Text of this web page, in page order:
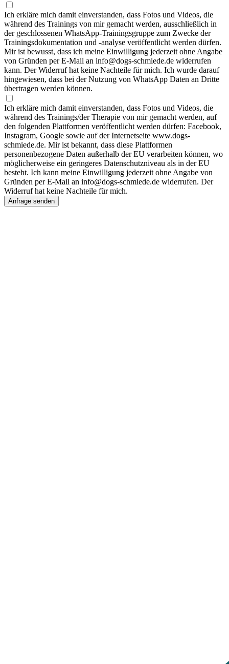
Ich erkläre mich damit einverstanden, dass Fotos und Videos, die
während des Trainings von mir gemacht werden, ausschließlich in
der geschlossenen WhatsApp-Trainingsgruppe zum Zwecke der
Trainingsdokumentation und -analyse veröffentlicht werden dürfen.
Mir ist bewusst, dass ich meine Einwilligung jederzeit ohne Angabe
von Gründen per E-Mail an info@dogs-schmiede.de widerrufen
kann. Der Widerruf hat keine Nachteile für mich. Ich wurde darauf
hingewiesen, dass bei der Nutzung von WhatsApp Daten an Dritte
übertragen werden können.
Ich erkläre mich damit einverstanden, dass Fotos und Videos, die
während des Trainings/der Therapie von mir gemacht werden, auf
den folgenden Plattformen veröffentlicht werden dürfen: Facebook,
Instagram, Google sowie auf der Internetseite www.dogs-
schmiede.de. Mir ist bekannt, dass diese Plattformen
personenbezogene Daten außerhalb der EU verarbeiten können, wo
möglicherweise ein geringeres Datenschutzniveau als in der EU
besteht. Ich kann meine Einwilligung jederzeit ohne Angabe von
Gründen per E-Mail an info@dogs-schmiede.de widerrufen. Der
Widerruf hat keine Nachteile für mich.
Anfrage senden